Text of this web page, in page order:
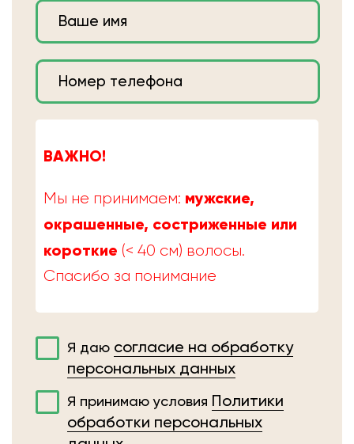
ВАЖНО!
Мы не принимаем: мужские,
окрашенные, состриженные или
короткие (< 40 см) волосы.
Спасибо за понимание
Я даю согласие на обработку
персональных данных
Я принимаю условия Политики
обработки персональных